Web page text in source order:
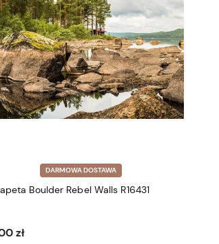
DARMOWA DOSTAWA
Boulder Rebel Walls R16431
zł